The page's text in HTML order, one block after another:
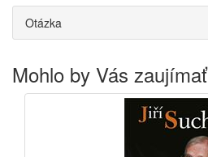
Otázka
Mohlo by Vás zaujímať